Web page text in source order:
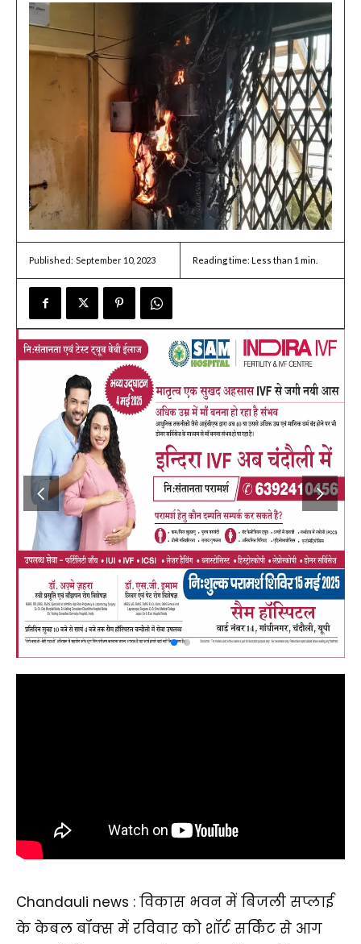
Published: September 10, 2023 Reading time: Less than 1 min.
Chandauli news : विकास भवन में बिजली सप्लाई
के केबल बॉक्स में रविवार को शॉर्ट सर्किट से आग